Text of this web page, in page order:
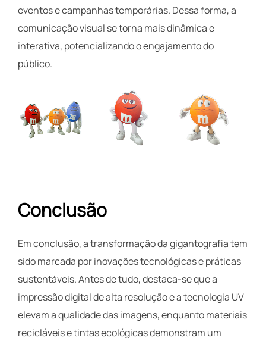
eventos e campanhas temporárias. Dessa forma, a
comunicação visual se torna mais dinâmica e
interativa, potencializando o engajamento do
público.
Conclusão
Em conclusão, a transformação da gigantografia tem
sido marcada por inovações tecnológicas e práticas
sustentáveis. Antes de tudo, destaca-se que a
impressão digital de alta resolução e a tecnologia UV
elevam a qualidade das imagens, enquanto materiais
recicláveis e tintas ecológicas demonstram um